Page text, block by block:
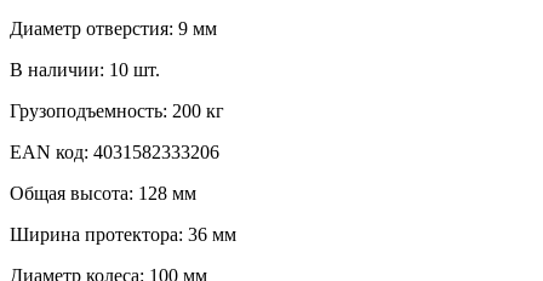
Диаметр отверстия: 9 мм
В наличии: 10 шт.
Грузоподъемность: 200 кг
EAN код: 4031582333206
Общая высота: 128 мм
Ширина протектора: 36 мм
Диаметр колеса: 100 мм